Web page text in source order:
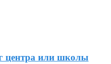
центра или школы